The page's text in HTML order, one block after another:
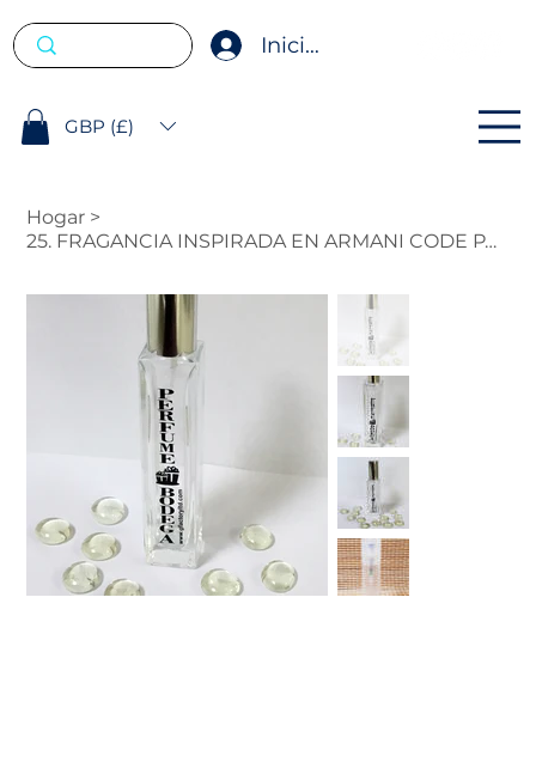
Iniciar sesión
GBP (£)
Hogar >
25. FRAGANCIA INSPIRADA EN ARMANI CODE PARA HOMBRE